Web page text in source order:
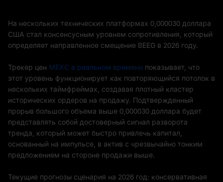
На нескольких технических платформах 0,000030 доллара
США стал консенсусным уровнем сопротивления, который
определяет направленное смещение BEEG в 2026 году.
Трекер цен MEXC в реальном времени показывает, что
этот уровень функционирует как повторяющийся потолок в
нескольких таймфреймах, создавая плотный кластер
исторических ордеров на продажу. Подтвержденный
прорыв большого объема выше 0,000030 доллара будет
представлять собой достоверный сигнал разворота
тренда, который может быстро привлечь капитал,
основанный на импульсе, в актив с чрезвычайно тонким
предложением на стороне продажи выше.
Текущие прогнозы сценария на 2026 год: консервативная